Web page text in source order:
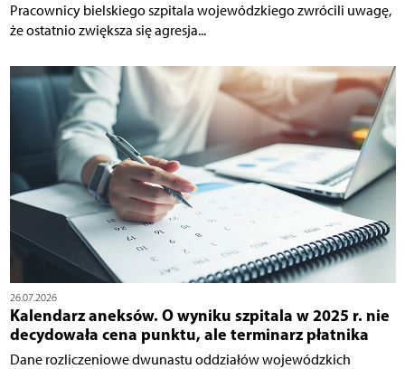
Pracownicy bielskiego szpitala wojewódzkiego zwrócili uwagę,
że ostatnio zwiększa się agresja...
26.07.2026
Kalendarz aneksów. O wyniku szpitala w 2025 r. nie
decydowała cena punktu, ale terminarz płatnika
Dane rozliczeniowe dwunastu oddziałów wojewódzkich